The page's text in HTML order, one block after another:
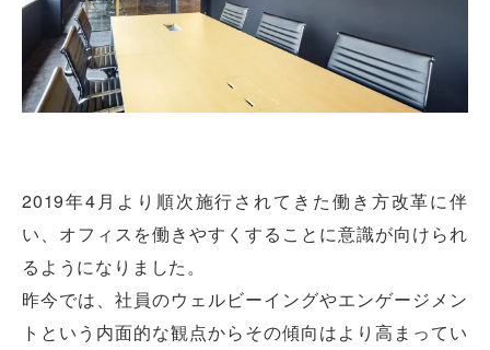
2019年4月より順次施行されてきた働き方改革に伴
い、オフィスを働きやすくすることに意識が向けられ
るようになりました。
昨今では、社員のウェルビーイングやエンゲージメン
トという内面的な観点からその傾向はより高まってい